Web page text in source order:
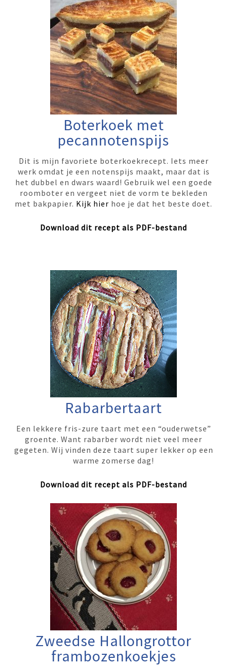
Boterkoek met
pecannotenspijs
Dit is mijn favoriete boterkoekrecept. Iets meer
werk omdat je een notenspijs maakt, maar dat is
het dubbel en dwars waard! Gebruik wel een goede
roomboter en vergeet niet de vorm te bekleden
met bakpapier. Kijk hier hoe je dat het beste doet.
Download dit recept als PDF-bestand
Rabarbertaart
Een lekkere fris-zure taart met een “ouderwetse”
groente. Want rabarber wordt niet veel meer
gegeten. Wij vinden deze taart super lekker op een
warme zomerse dag!
Download dit recept als PDF-bestand
Zweedse Hallongrottor
frambozenkoekjes